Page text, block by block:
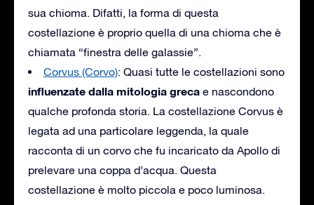
sua chioma. Difatti, la forma di questa
costellazione è proprio quella di una chioma che è
chiamata “finestra delle galassie”.
Corvus (Corvo): Quasi tutte le costellazioni sono
influenzate dalla mitologia greca e nascondono
qualche profonda storia. La costellazione Corvus è
legata ad una particolare leggenda, la quale
racconta di un corvo che fu incaricato da Apollo di
prelevare una coppa d’acqua. Questa
costellazione è molto piccola e poco luminosa.